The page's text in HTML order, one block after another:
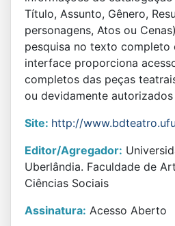
Título, Assunto, Gênero,
personagens, Atos ou
pesquisa no texto completo
interface proporciona
completos das peças
ou devidamente
Site: http://
Editor/Agregador:
Uberlândia. Faculdade de
Ciências Sociais
Assinatura: Acesso Aberto